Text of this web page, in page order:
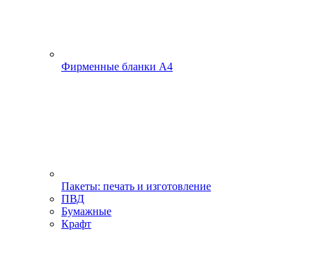
Фирменные бланки А4
Пакеты: печать и изготовление
ПВД
Бумажные
Крафт